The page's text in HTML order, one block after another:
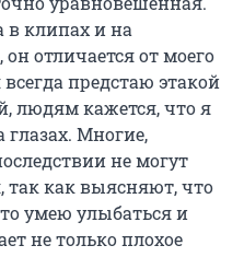
в клипах и на
отличается от моего
предстаю этакой
людям кажется, что я
глазах. Многие,
не могут
так как выясняют, что
умею улыбаться и
не только плохое